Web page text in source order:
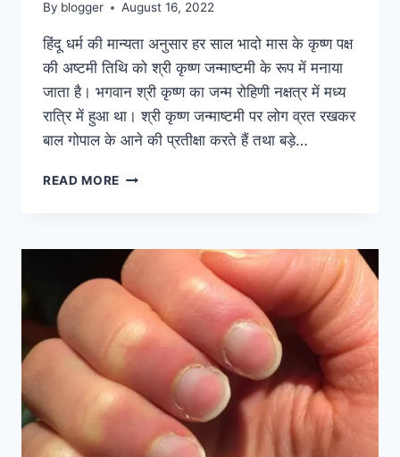
By blogger August 16, 2022
हिंदू धर्म की मान्यता अनुसार हर साल भादो मास के कृष्ण पक्ष
की अष्टमी तिथि को श्री कृष्ण जन्माष्टमी के रूप में मनाया
जाता है। भगवान श्री कृष्ण का जन्म रोहिणी नक्षत्र में मध्य
रात्रि में हुआ था। श्री कृष्ण जन्माष्टमी पर लोग व्रत रखकर
बाल गोपाल के आने की प्रतीक्षा करते हैं तथा बड़े…
READ MORE जानिए
कृष्ण
जन्माष्टमी
2022
किस
दिन
है?